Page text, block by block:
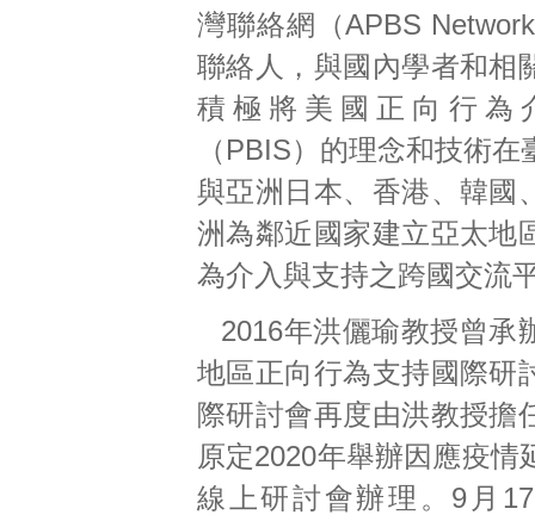
灣聯絡網（APBS
聯絡人，與國內學者和相
積極將美國正向行為
（PBIS）的理念和技術
與亞洲日本、香港、韓國
洲為鄰近國家建立亞太地
為介入與支持之跨國交流
2016年洪儷瑜教授曾承
地區正向行為支持國際研
際研討會再度由洪教授擔
原定2020年舉辦因應疫情
線上研討會辦理。9月